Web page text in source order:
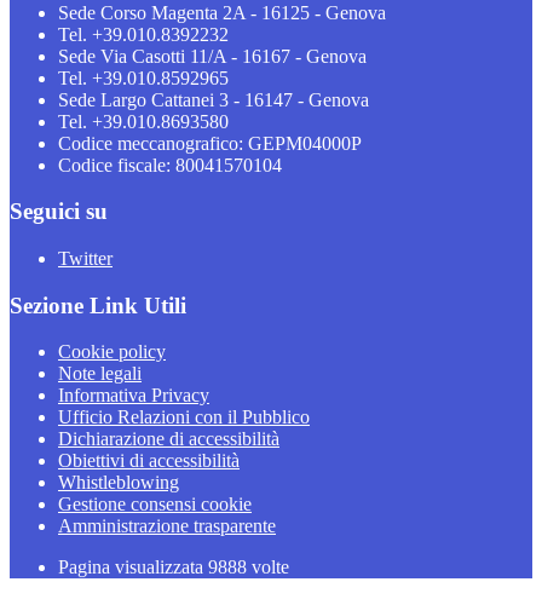
Sede Corso Magenta 2A - 16125 - Genova
Tel. +39.010.8392232
Sede Via Casotti 11/A - 16167 - Genova
Tel. +39.010.8592965
Sede Largo Cattanei 3 - 16147 - Genova
Tel. +39.010.8693580
Codice meccanografico: GEPM04000P
Codice fiscale: 80041570104
Seguici su
Twitter
Sezione Link Utili
Cookie policy
Note legali
Informativa Privacy
Ufficio Relazioni con il Pubblico
Dichiarazione di accessibilità
Obiettivi di accessibilità
Whistleblowing
Gestione consensi cookie
Amministrazione trasparente
Pagina visualizzata 9888 volte